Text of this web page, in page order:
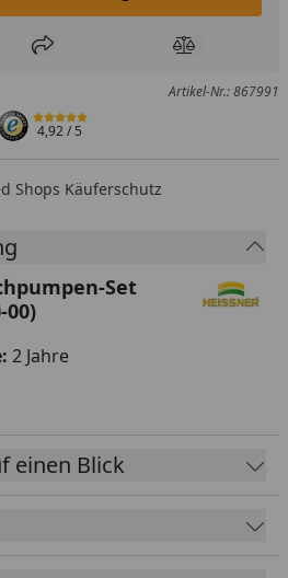
hinzufügen
Teilen Produkt
Artikel-Nr.: 867991
4,92/ 5
Shops Käuferschutz
Set
00)
2 Jahre
einen Blick